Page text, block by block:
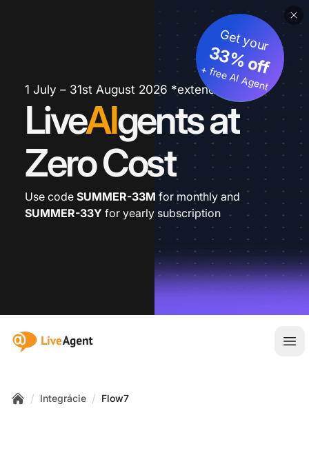
1 July – 31st August 2026 *extended
LiveAIgents at
Zero Cost
Get your
33% off
+ free AI Agent
Use code SUMMER-33M for monthly and
SUMMER-33Y for yearly subscription
:site.title
/ Integrácie / Flow7